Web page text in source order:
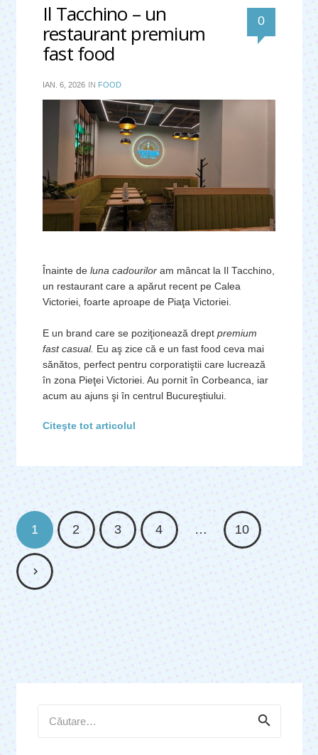
Il Tacchino – un
restaurant premium
fast food
0
IAN. 6, 2026 IN FOOD
Înainte de luna cadourilor am mâncat la Il Tacchino,
un restaurant care a apărut recent pe Calea
Victoriei, foarte aproape de Piaţa Victoriei.
E un brand care se poziţionează drept premium
fast casual. Eu aş zice că e un fast food ceva mai
sănătos, perfect pentru corporatiştii care lucrează
în zona Pieţei Victoriei. Au pornit în Corbeanca, iar
acum au ajuns şi în centrul Bucureştiului.
Citeşte tot articolul
1 2 3 4 … 10
după: